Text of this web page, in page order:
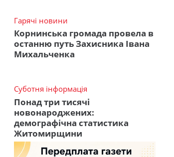
Гарячі новини
Корнинська громада провела в
останню путь Захисника Івана
Михальченка
Суботня інформація
Понад три тисячі
новонароджених:
демографічна статистика
Житомирщини